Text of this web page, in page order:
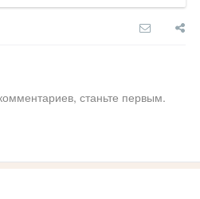
станьте первым.